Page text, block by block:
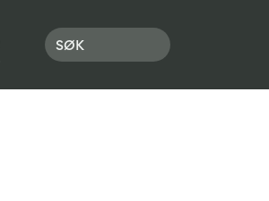
SØK SKOLEPLASS